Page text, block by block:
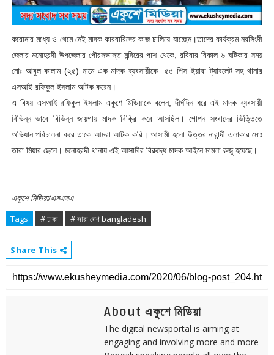
করোনার মধ্যে ও থেমে নেই মাদক কারবারিদের কাজ চালিয়ে যাচ্ছেন।তাদের কার্যক্রম নরসিংদী
জেলার মনোহরদী উপজেলার পৌরসভাস্ত মন্দিরের পাশ থেকে, রবিবার বিকাল ৬ ঘটিকার সময়
মোঃ আবুল কালাম (২৫) নামে এক মাদক ব্যবসায়ীকে ৫৫ পিস ইয়াবা ট্যাবলেট সহ থানার
এসআই রফিকুল ইসলাম আটক করেন।
এ বিষয় এসআই রফিকুল ইসলাম একুশে মিডিয়াকে বলেন, দীর্ঘদিন ধরে এই মাদক ব্যবসায়ী
বিভিন্ন ভাবে বিভিন্ন জায়গায় মাদক বিক্রি করে আসছিল। গোপন সংবাদের ভিত্তিতে
অভিযান পরিচালনা করে তাকে আমরা আটক করি। আসামী হলো উত্তর নারান্দী এলাকার মোঃ
তারা মিয়ার ছেলে। মনোহরদী থানায় এই আসামীর বিরুদ্ধে মাদক আইনে মামলা রুজু হয়েছে।
একুশে মিডিয়া/এমএসএ
Tags # ঢাকা # সারা দেশ bangladesh
Share This
About একুশে মিডিয়া
The digital newsportal is aiming at
engaging and involving more and more